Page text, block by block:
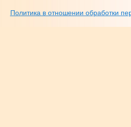
Политика в отношении обработки